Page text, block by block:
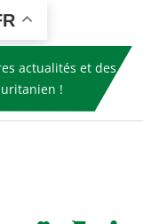
actualités et des
!